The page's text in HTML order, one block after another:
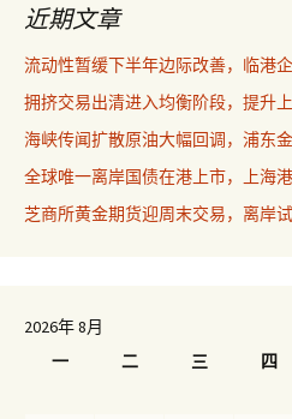
近期文章
流动性暂缓下半年边际改善，临港
拥挤交易出清进入均衡阶段，提升
海峡传闻扩散原油大幅回调，浦东
全球唯一离岸国债在港上市，上海
芝商所黄金期货迎周末交易，离岸
2026年 8月
一
二 三 四